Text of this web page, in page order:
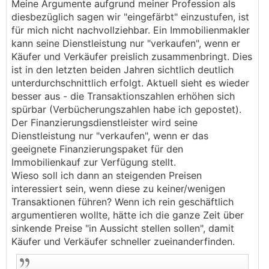
Meine Argumente aufgrund meiner Profession als
diesbezüglich sagen wir "eingefärbt" einzustufen, ist
für mich nicht nachvollziehbar. Ein Immobilienmakler
kann seine Dienstleistung nur "verkaufen", wenn er
Käufer und Verkäufer preislich zusammenbringt. Dies
ist in den letzten beiden Jahren sichtlich deutlich
unterdurchschnittlich erfolgt. Aktuell sieht es wieder
besser aus - die Transaktionszahlen erhöhen sich
spürbar (Verbücherungszahlen habe ich gepostet).
Der Finanzierungsdienstleister wird seine
Dienstleistung nur "verkaufen", wenn er das
geeignete Finanzierungspaket für den
Immobilienkauf zur Verfügung stellt.
Wieso soll ich dann an steigenden Preisen
interessiert sein, wenn diese zu keiner/wenigen
Transaktionen führen? Wenn ich rein geschäftlich
argumentieren wollte, hätte ich die ganze Zeit über
sinkende Preise "in Aussicht stellen sollen", damit
Käufer und Verkäufer schneller zueinanderfinden.